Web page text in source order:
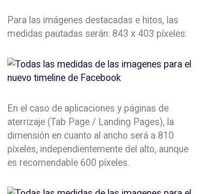
Para las imágenes destacadas e hitos, las
medidas pautadas serán: 843 x 403 píxeles:
En el caso de aplicaciones y páginas de
aterrizaje (Tab Page / Landing Pages), la
dimensión en cuanto al ancho será a 810
píxeles, independientemente del alto, aunque
es recomendable 600 píxeles.